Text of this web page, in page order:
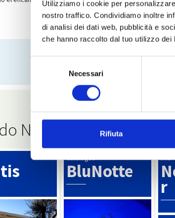
Utilizziamo i cookie per
nostro traffico. Condividiamo inoltre
di analisi dei dati web, pubblicità e
che hanno raccolto dal tuo utilizzo dei
Necessari
Rifiuta
Noctis
Catálogos
BluNotte
Info
r